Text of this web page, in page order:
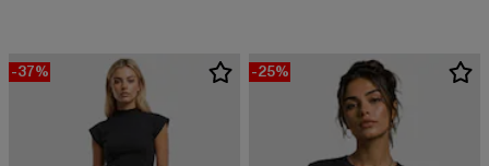
-37% -25%